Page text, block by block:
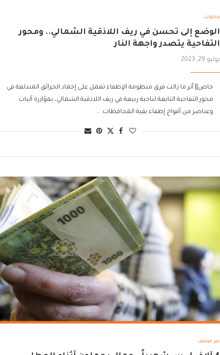
محليات
الوضع إلى تحسن في ريف اللاذقية الشمالي.. ومحور
التفاحية يتصدر واجهة النار
يوليو 29, 2023
خاص|| أثر ما زالت فرق منظومة الإطفاء تعمل على إخماد الحرائق المندلعة في
محور التفاحية التابعة لناحية ربيعة في ريف اللاذقية الشمالي، بمؤازرة آليات
وعناصر من أفواج إطفاء بقية المحافظات. …
غير مصنف